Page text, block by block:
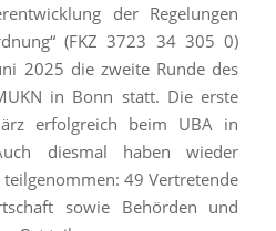
der Regelungen
(FKZ 3723 34 305 0)
2025 die zweite Runde des
in Bonn statt. Die erste
erfolgreich beim UBA in
diesmal haben wieder
49 Vertretende
sowie Behörden und